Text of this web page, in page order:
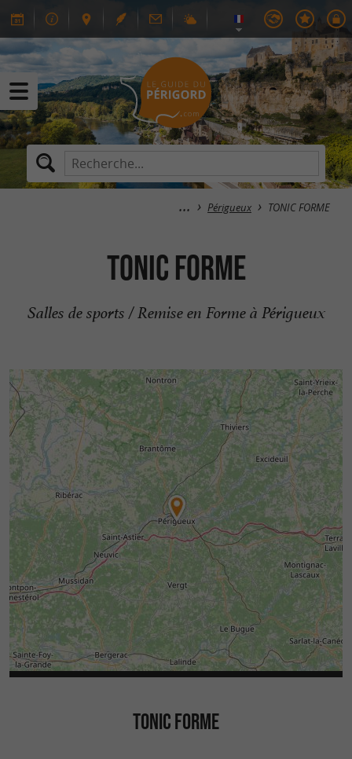
Périgueux TONIC FORME
TONIC FORME
Salles de sports / Remise en Forme à Périgueux
TONIC FORME